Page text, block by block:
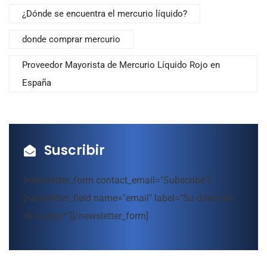
¿Dónde se encuentra el mercurio líquido?
donde comprar mercurio
Proveedor Mayorista de Mercurio Líquido Rojo en
España
Suscribir
[newsletter_form contact_email="Subscribe"]
[newsletter_field name="email" label="Su dirección
de correo*"][/newsletter_form]